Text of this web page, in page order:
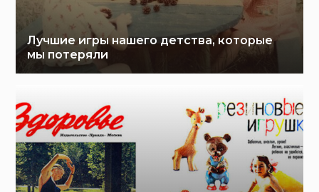
Лучшие игры нашего детства, которые
мы потеряли